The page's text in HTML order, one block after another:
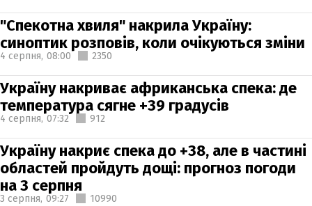
"Спекотна хвиля" накрила Україну:
синоптик розповів, коли очікуються зміни
4 серпня, 08:00 2350
Україну накриває африканська спека: де
температура сягне +39 градусів
4 серпня, 07:32 912
Україну накриє спека до +38, але в частині
областей пройдуть дощі: прогноз погоди
на 3 серпня
3 серпня, 09:27 10990